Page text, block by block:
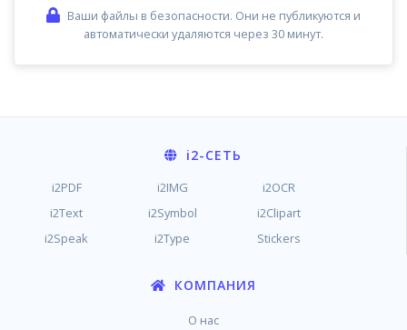
Ваши файлы в безопасности. Они не публикуются и
автоматически удаляются через 30 минут.
i2-СЕТЬ
i2PDF i2IMG
i2OCR
i2Text
i2Symbol
i2Clipart
i2Speak
i2Type Stickers
КОМПАНИЯ
О нас